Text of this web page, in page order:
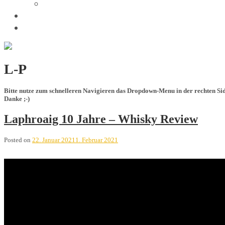
L-P
Bitte nutze zum schnelleren Navigieren das Dropdown-Menu in der rechten
Danke ;-)
Laphroaig 10 Jahre – Whisky Review
Posted on 22. Januar 20211. Februar 2021